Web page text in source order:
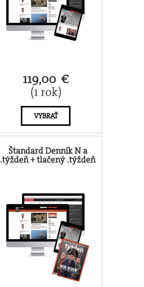
119,00 €
(1 rok)
VYBRAŤ
Štandard Denník N a
.týždeň + tlačený .týždeň